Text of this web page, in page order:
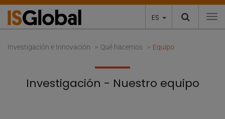
ES
Investigación e Innovación Qué hacemos Equipo
Investigación - Nuestro equipo